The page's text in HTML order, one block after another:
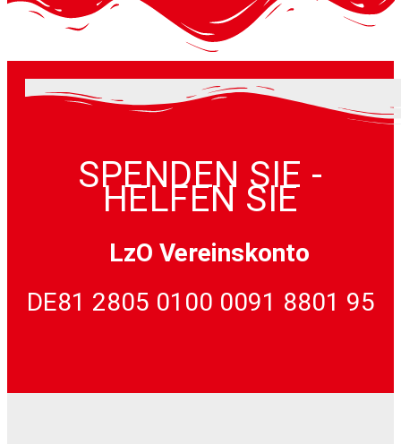
SPENDEN SIE -
HELFEN SIE
LzO Vereinskonto
DE81 2805 0100 0091 8801 95